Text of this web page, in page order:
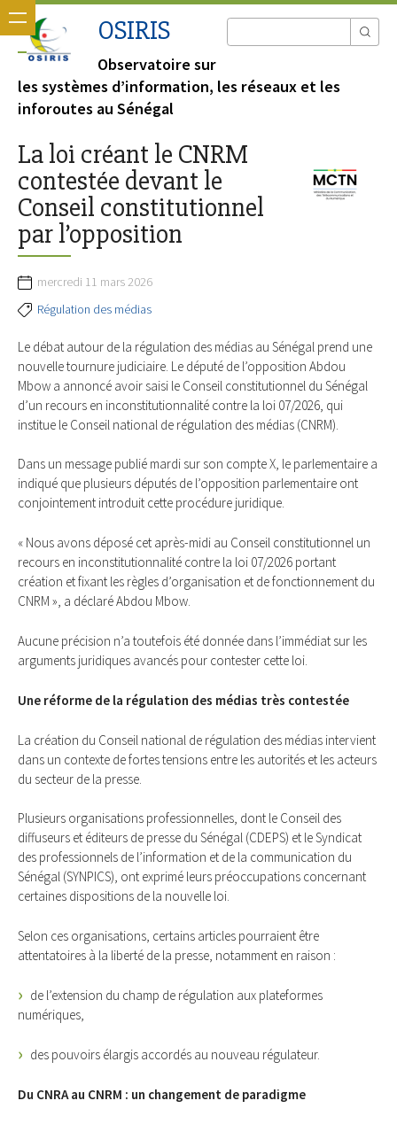
OSIRIS
Observatoire sur
les systèmes d’information, les réseaux et les
inforoutes au Sénégal
La loi créant le CNRM
contestée devant le
Conseil constitutionnel
par l’opposition
mercredi 11 mars 2026
Régulation des médias
Le débat autour de la régulation des médias au Sénégal prend une
nouvelle tournure judiciaire. Le député de l’opposition Abdou
Mbow a annoncé avoir saisi le Conseil constitutionnel du Sénégal
d’un recours en inconstitutionnalité contre la loi 07/2026, qui
institue le Conseil national de régulation des médias (CNRM).
Dans un message publié mardi sur son compte X, le parlementaire a
indiqué que plusieurs députés de l’opposition parlementaire ont
conjointement introduit cette procédure juridique.
« Nous avons déposé cet après-midi au Conseil constitutionnel un
recours en inconstitutionnalité contre la loi 07/2026 portant
création et fixant les règles d’organisation et de fonctionnement du
CNRM », a déclaré Abdou Mbow.
Aucune précision n’a toutefois été donnée dans l’immédiat sur les
arguments juridiques avancés pour contester cette loi.
Une réforme de la régulation des médias très contestée
La création du Conseil national de régulation des médias intervient
dans un contexte de fortes tensions entre les autorités et les acteurs
du secteur de la presse.
Plusieurs organisations professionnelles, dont le Conseil des
diffuseurs et éditeurs de presse du Sénégal (CDEPS) et le Syndicat
des professionnels de l’information et de la communication du
Sénégal (SYNPICS), ont exprimé leurs préoccupations concernant
certaines dispositions de la nouvelle loi.
Selon ces organisations, certains articles pourraient être
attentatoires à la liberté de la presse, notamment en raison :
de l’extension du champ de régulation aux plateformes
numériques,
des pouvoirs élargis accordés au nouveau régulateur.
Du CNRA au CNRM : un changement de paradigme